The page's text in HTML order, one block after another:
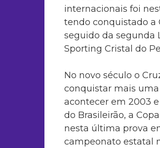
internacionais foi
tendo conquistado a
seguido da segunda
Sporting Cristal do
No novo século o
conquistar mais uma
acontecer em 2003
do Brasileirão, a
nesta última prova
campeonato estatal